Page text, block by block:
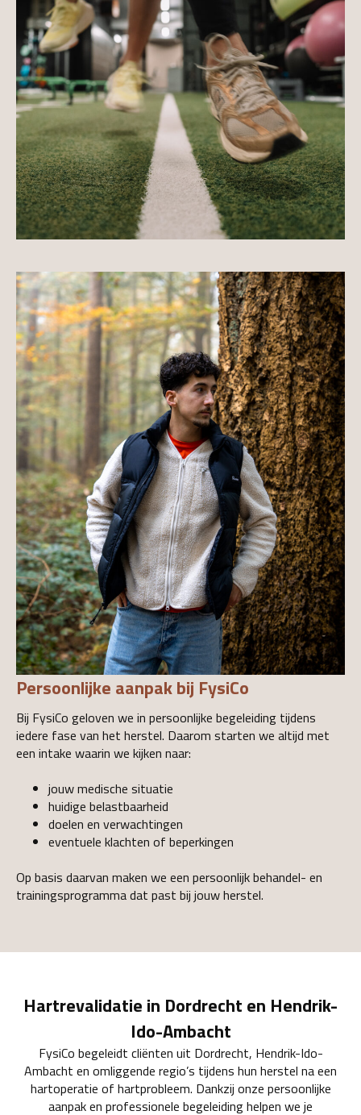
Persoonlijke aanpak bij FysiCo
Bij FysiCo geloven we in persoonlijke begeleiding tijdens
iedere fase van het herstel. Daarom starten we altijd met
een intake waarin we kijken naar:
jouw medische situatie
huidige belastbaarheid
doelen en verwachtingen
eventuele klachten of beperkingen
Op basis daarvan maken we een persoonlijk behandel- en
trainingsprogramma dat past bij jouw herstel.
Hartrevalidatie in Dordrecht en Hendrik-
Ido-Ambacht
FysiCo begeleidt cliënten uit Dordrecht, Hendrik-Ido-
Ambacht en omliggende regio’s tijdens hun herstel na een
hartoperatie of hartprobleem. Dankzij onze persoonlijke
aanpak en professionele begeleiding helpen we je